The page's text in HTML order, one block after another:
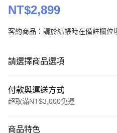
NT$2,899
客約商品：請於結帳時在備註欄位
請選擇商品選項
付款與運送方式
超取滿NT$3,000免運
商品特色